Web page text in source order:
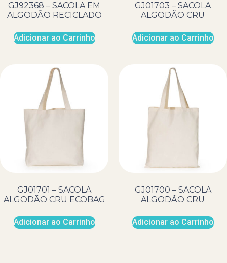
GJ92368 – SACOLA EM
ALGODÃO RECICLADO
Adicionar ao Carrinho
GJ01703 – SACOLA
ALGODÃO CRU
Adicionar ao Carrinho
GJ01701 – SACOLA
ALGODÃO CRU ECOBAG
Adicionar ao Carrinho
GJ01700 – SACOLA
ALGODÃO CRU
Adicionar ao Carrinho